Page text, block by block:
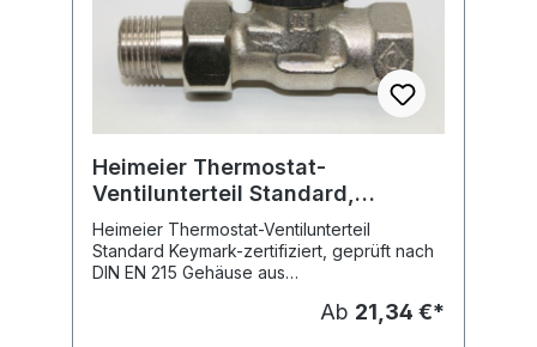
Heimeier Thermostat-
Ventilunterteil Standard,
Durchgang, vern.
Heimeier Thermostat-Ventilunterteil
Standard Keymark-zertifiziert, geprüft nach
DIN EN 215 Gehäuse aus
Rotguss mit Niro-Stahlspindel und doppelter
Ab 21,34 €*